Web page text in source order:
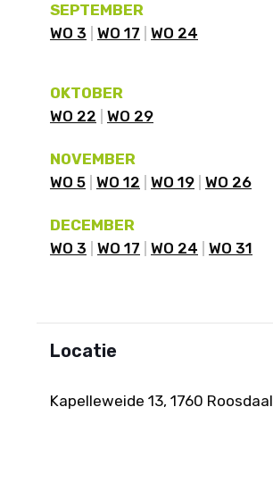
SEPTEMBER
WO 3
WO 17 WO 24
OKTOBER
WO 22
WO 29
NOVEMBER
WO 5 WO 12 WO 19 WO 26
DECEMBER
WO 3
WO 17 WO 24 WO 31
Locatie
Kapelleweide 13, 1760 Roosdaal